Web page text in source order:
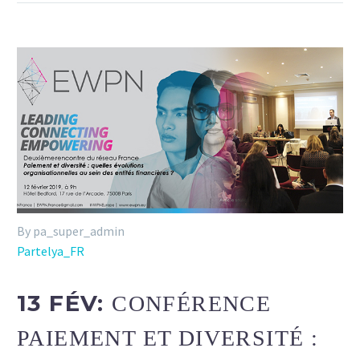
By pa_super_admin
Partelya_FR
13 FÉV: CONFÉRENCE
PAIEMENT ET DIVERSITÉ :